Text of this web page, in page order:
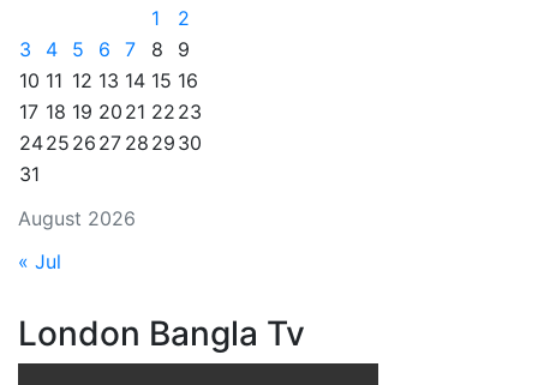
August 2026
1
2
3
4 5 6 7 8
9
10 11 12 13 14 15 16
17 18 19 20 21 22 23
2425 26 27 28 29 30
31
« Jul
London Bangla Tv